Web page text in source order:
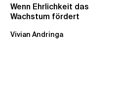
Wenn Ehrlichkeit das
Wachstum fördert
Vivian Andringa